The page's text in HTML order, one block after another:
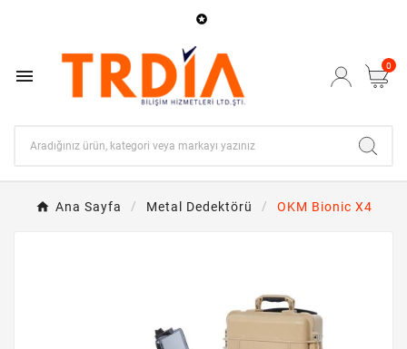

 0
Ana Sayfa Metal Dedektörü OKM Bionic X4